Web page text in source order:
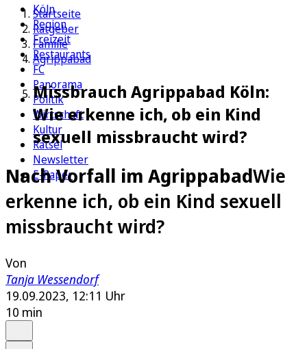
Köln
Region
Freizeit
Restaurants
FC
Panorama
Politik
Wirtschaft
Kultur
Rätsel
Newsletter
E-Paper
Startseite
Ratgeber
Familie
Agrippabad
Missbrauch Agrippabad Köln:
Wie erkenne ich, ob ein Kind
sexuell missbraucht wird?
Nach Vorfall im AgrippabadWie
erkenne ich, ob ein Kind sexuell
missbraucht wird?
Von
Tanja Wessendorf
19.09.2023, 12:11 Uhr
10 min